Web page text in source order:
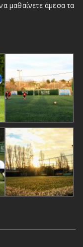
μαθαίνετε άμεσα τα